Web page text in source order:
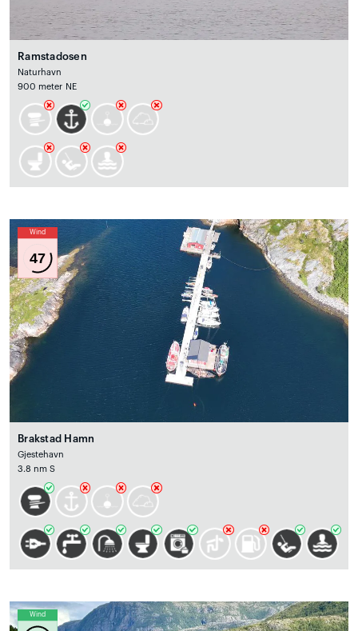
Ramstadosen
Naturhavn
900 meter NE
Wind
47
Brakstad Hamn
Gjestehavn
3.8 nm S
Wind